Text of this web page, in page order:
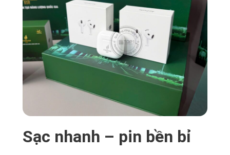
Sạc nhanh – pin bền bỉ